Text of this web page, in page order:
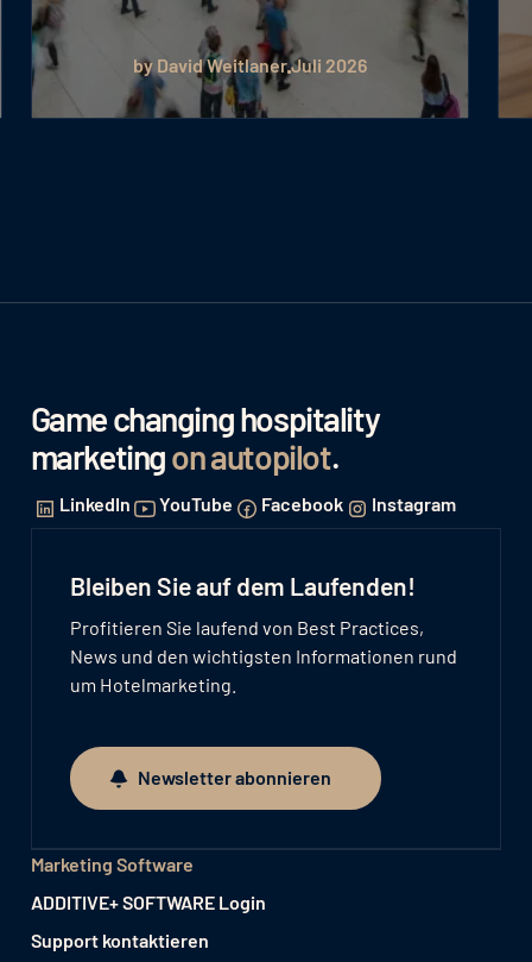
by David WeitlanerJuli 2026
Game changing hospitality
marketingon autopilot.
LinkedIn YouTube Facebook Instagram
Bleiben Sie auf dem Laufenden!
Profitieren Sie laufend von Best Practices,
News und den wichtigsten Informationen rund
um Hotelmarketing.
Newsletter abonnieren
Newsletter abonnieren
Marketing Software
ADDITIVE+ SOFTWARE Login
Support kontaktieren